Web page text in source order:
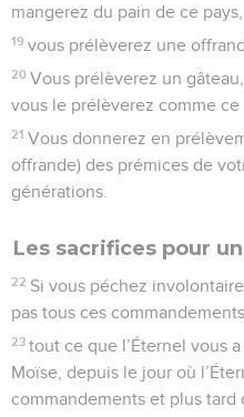
mangerez du pain de ce pays,
19 vous prélèverez une
20 Vous prélèverez un
vous le prélèverez comme ce
21 Vous donnerez en
offrande) des prémices de
générations.
Les sacrifices pour
22 Si vous péchez
pas tous ces
23 tout ce que l’Éternel vous
Moïse, depuis le jour où
commandements et plus tard